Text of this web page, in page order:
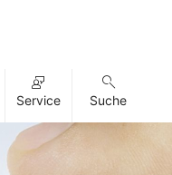
Service Suche